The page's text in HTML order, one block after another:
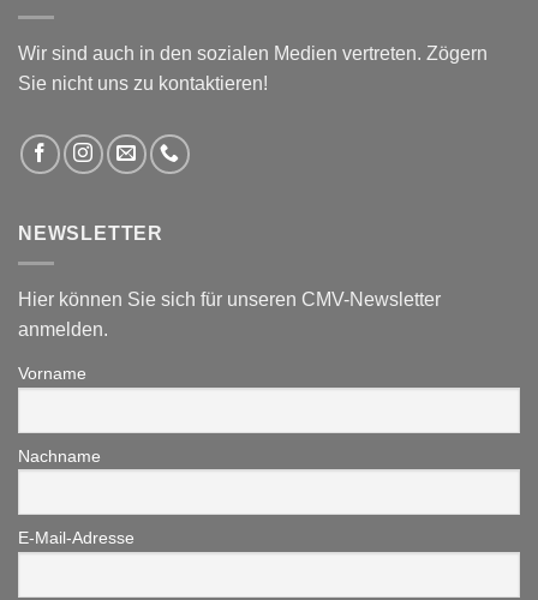
Wir sind auch in den sozialen Medien vertreten. Zögern
Sie nicht uns zu kontaktieren!
NEWSLETTER
Hier können Sie sich für unseren CMV-Newsletter
anmelden.
Vorname
Nachname
E-Mail-Adresse